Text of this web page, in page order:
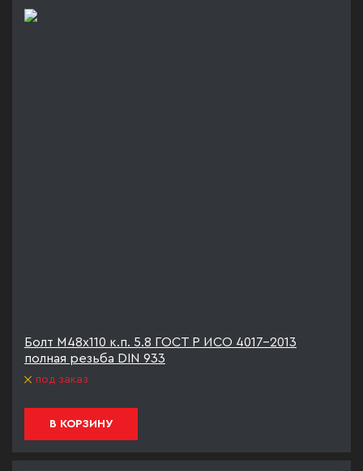
Болт М48х110 к.п. 5.8 ГОСТ Р ИСО 4017-2013
полная резьба DIN 933
под заказ
В КОРЗИНУ